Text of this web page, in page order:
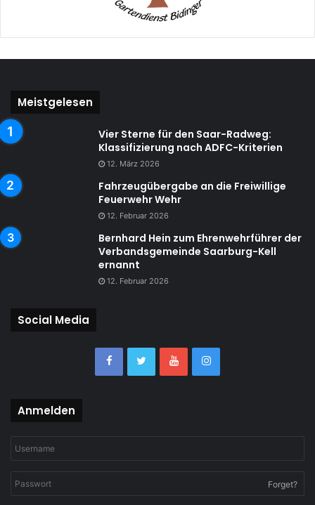
Meistgelesen
Vier Sterne für den Saar-Radweg:
Klassifizierung nach ADFC-Kriterien
12. März 2026
Fahrzeugübergabe an die Freiwillige
Feuerwehr Wehr
12. Februar 2026
Bernhard Hein zum Ehrenwehrführer der
Verbandsgemeinde Saarburg-Kell
ernannt
12. Februar 2026
Social Media
Anmelden
Forget?